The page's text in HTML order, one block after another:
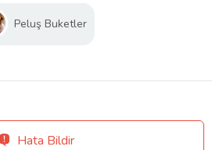
Peluş Buketler
Hata Bildir